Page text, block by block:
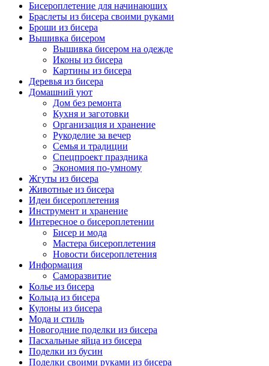
Бисероплетение для начинающих
Браслеты из бисера своими руками
Броши из бисера
Вышивка бисером
Вышивка бисером на одежде
Иконы из бисера
Картины из бисера
Деревья из бисера
Домашний уют
Дом без ремонта
Кухня и заготовки
Организация и хранение
Рукоделие за вечер
Семья и традиции
Спецпроект праздника
Экономия по-умному
Жгуты из бисера
Животные из бисера
Идеи бисероплетения
Инструмент и хранение
Интересное о бисероплетении
Бисер и мода
Мастера бисероплетения
Новости бисероплетения
Информация
Саморазвитие
Колье из бисера
Кольца из бисера
Кулоны из бисера
Мода и стиль
Новогодние поделки из бисера
Пасхальные яйца из бисера
Поделки из бусин
Поделки своими руками из бисера